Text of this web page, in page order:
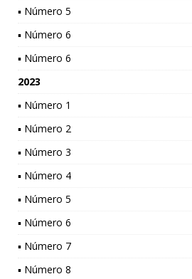
▪ Número 5
▪ Número 6
▪ Número 6
2023
▪ Número 1
▪ Número 2
▪ Número 3
▪ Número 4
▪ Número 5
▪ Número 6
▪ Número 7
▪ Número 8